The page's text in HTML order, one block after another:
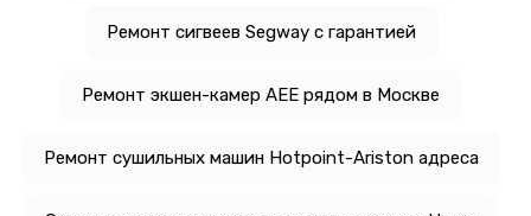
Ремонт сигвеев Segway с гарантией
Ремонт экшен-камер AEE рядом в Москве
Ремонт сушильных машин Hotpoint-Ariston адреса